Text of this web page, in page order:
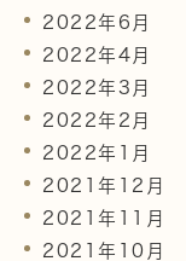
2022年6月
2022年4月
2022年3月
2022年2月
2022年1月
2021年12月
2021年11月
2021年10月